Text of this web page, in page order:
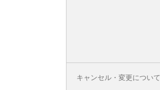
キャンセル・変更について